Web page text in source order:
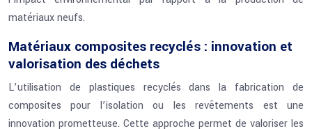
matériaux neufs.
Matériaux composites recyclés : innovation et
valorisation des déchets
L’utilisation de plastiques recyclés dans la fabrication de
composites pour l’isolation ou les revêtements est une
innovation prometteuse. Cette approche permet de valoriser les